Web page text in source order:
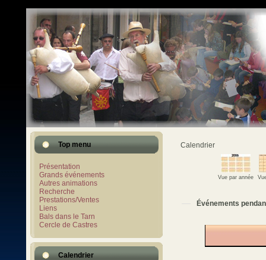
Top menu
Présentation
Grands événements
Autres animations
Recherche
Prestations/Ventes
Liens
Bals dans le Tarn
Cercle de Castres
Calendrier
Calendrier
Vue par année
Événements